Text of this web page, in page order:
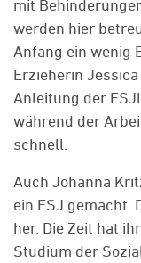
mit
werden hier
Anfang ein wenig
Erzieherin
Anleitung der
während der
schnell.
Auch Johanna
ein FSJ gemacht.
her. Die Zeit hat
Studium der